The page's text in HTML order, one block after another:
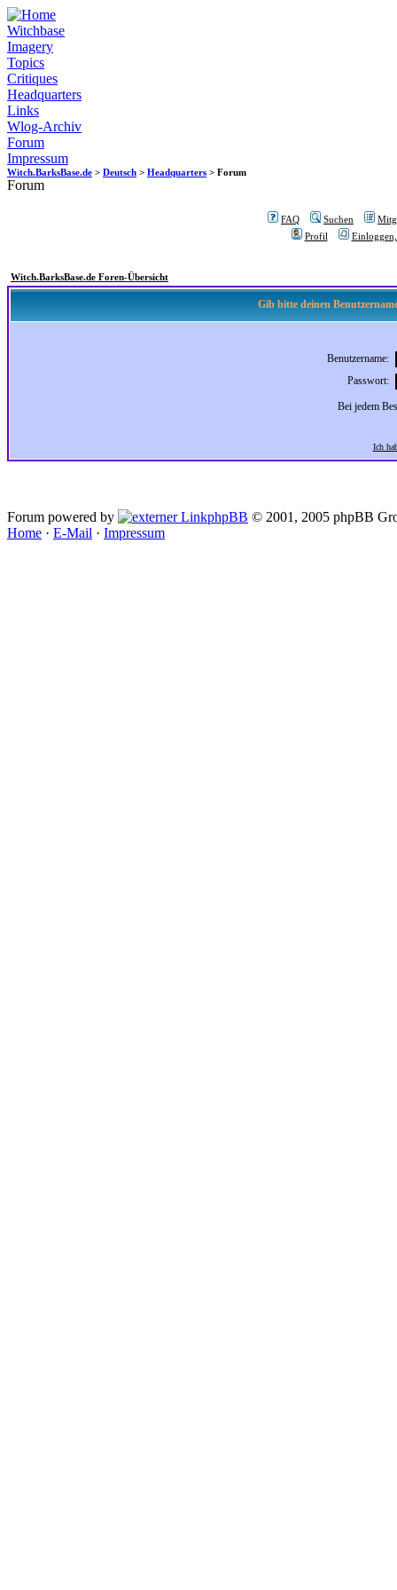
Witchbase
Imagery
Topics
Critiques
Headquarters
Links
Wlog-Archiv
Forum
Impressum
Witch.BarksBase.de > Deutsch > Headquarters > Forum
Forum
FAQ Suchen
Profil
Witch.BarksBase.de Foren-Übersicht
Gib bitte deinen
Benutzername:
Passwort:
Bei jedem
Ich
Forum powered by phpBB © 2001, 2005 phpBB
Home · E-Mail · Impressum